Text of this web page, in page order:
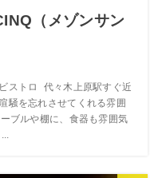
（メゾンサン
ストロ 代々木上原駅すぐ近
騒を忘れさせてくれる雰囲
ブルや棚に、食器も雰囲気